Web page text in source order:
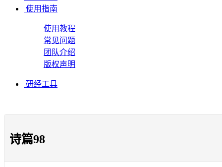
使用指南
使用教程
常见问题
团队介绍
版权声明
研经工具
诗篇98